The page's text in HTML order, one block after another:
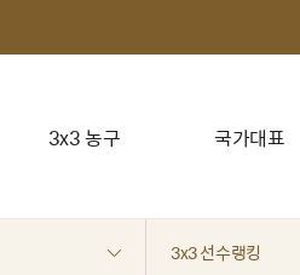
3x3 농구 국가대표
3x3 선수랭킹